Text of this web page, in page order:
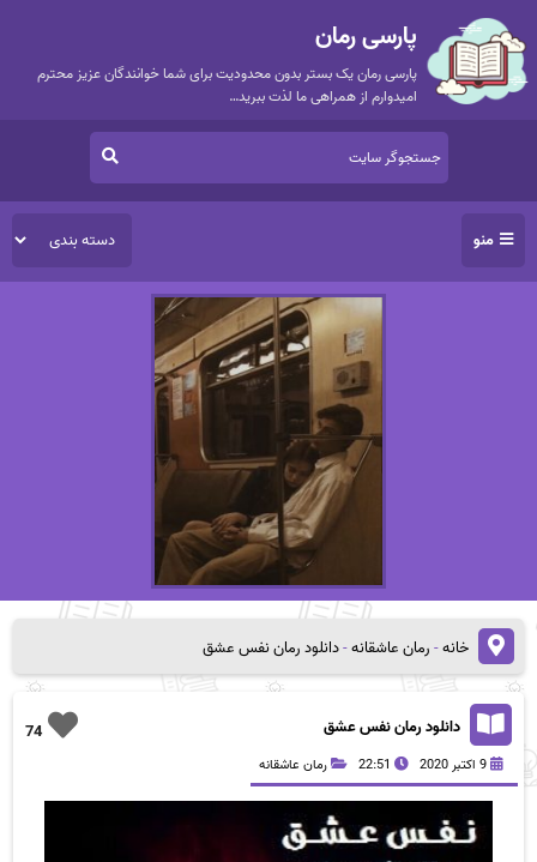
پارسی رمان
پارسی رمان یک بستر بدون محدودیت برای شما خوانندگان عزیز محترم
امیدوارم از همراهی ما لذت ببرید…
منو
خانه-رمان عاشقانه-دانلود رمان نفس عشق
74 دانلود رمان نفس عشق
9 اکتبر 2020 22:51 رمان عاشقانه